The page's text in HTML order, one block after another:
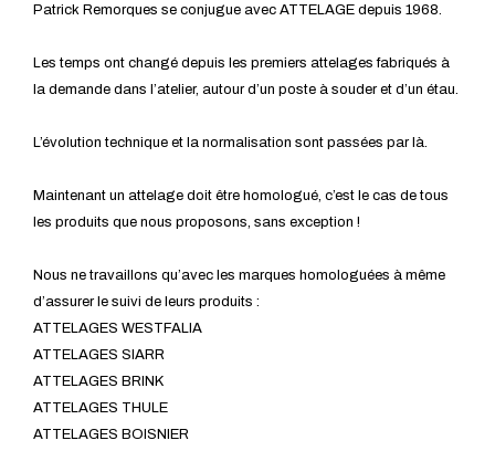
Patrick Remorques se conjugue avec ATTELAGE depuis 1968.
Les temps ont changé depuis les premiers attelages fabriqués à
la demande dans l’atelier, autour d’un poste à souder et d’un étau.
L’évolution technique et la normalisation sont passées par là.
Maintenant un attelage doit être homologué, c’est le cas de tous
les produits que nous proposons, sans exception !
Nous ne travaillons qu’avec les marques homologuées à même
d’assurer le suivi de leurs produits :
ATTELAGES WESTFALIA
ATTELAGES SIARR
ATTELAGES BRINK
ATTELAGES THULE
ATTELAGES BOISNIER